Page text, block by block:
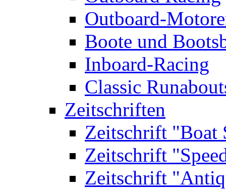
Outboard-
Boote und
Inboard-Racing
Classic
Zeitschriften
Zeitschrift "Boat
Zeitschrift
Zeitschrift